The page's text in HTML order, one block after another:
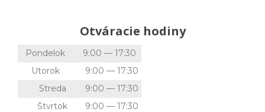
Otváracie hodiny
Pondelok
9:00 — 17:30
Utorok
9:00 — 17:30
Streda
9:00 — 17:30
Štvrtok
9:00 — 17:30